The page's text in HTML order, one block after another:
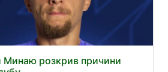
Минаю розкрив причини